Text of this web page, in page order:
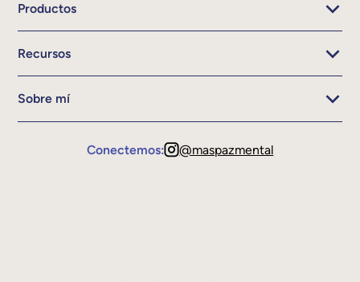
Productos
Recursos
Sobre mí
Conectemos: @maspazmental